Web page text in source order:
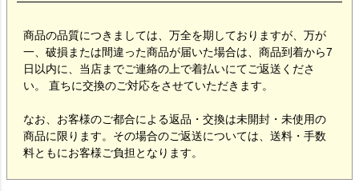
商品の品質につきましては、万全を期しておりますが、万が
一、破損または間違った商品が届いた場合は、商品到着から7
日以内に、当店までご連絡の上で着払いにてご返送くださ
い。 直ちに交換のご対応をさせていただきます。
なお、お客様のご都合による返品・交換は未開封・未使用の
商品に限ります。その場合のご返送については、送料・手数
料ともにお客様ご負担となります。